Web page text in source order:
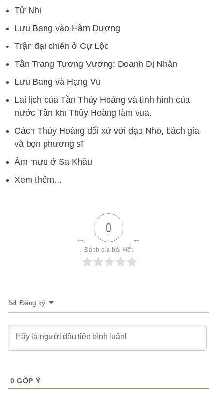
Tử Nhi
Lưu Bang vào Hàm Dương
Trận đại chiến ở Cự Lộc
Tần Trang Tương Vương: Doanh Dị Nhân
Lưu Bang và Hạng Vũ
Lai lịch của Tần Thủy Hoàng và tình hình của
nước Tần khi Thủy Hoàng làm vua.
Cách Thủy Hoàng đối xử với đạo Nho, bách gia
và bọn phương sĩ
Âm mưu ở Sa Khâu
Xem thêm...
0
Đánh giá bài viết
Đăng ký
0 GÓP Ý